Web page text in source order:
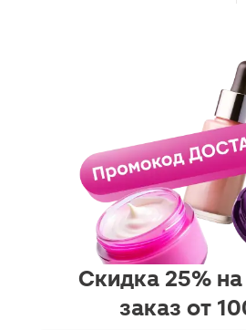
Скидка 25%
заказ от